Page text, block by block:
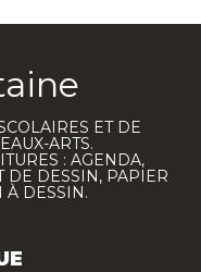
ET DE
ARTS.
: AGENDA,
DE DESSIN, PAPIER
À DESSIN.